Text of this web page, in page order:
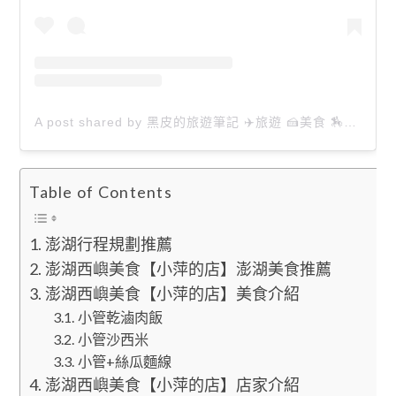
Table of Contents
澎湖行程規劃推薦
澎湖西嶼美食【小萍的店】澎湖美食推薦
澎湖西嶼美食【小萍的店】美食介紹
小管乾滷肉飯
小管沙西米
小管+絲瓜麵線
澎湖西嶼美食【小萍的店】店家介紹